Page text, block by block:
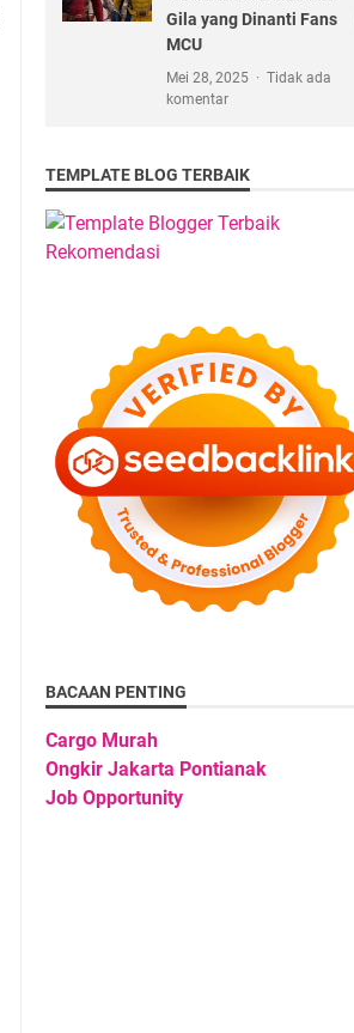
Gila yang Dinanti Fans
MCU
Mei 28, 2025
Tidak ada
komentar
TEMPLATE BLOG TERBAIK
BACAAN PENTING
Cargo Murah
Ongkir Jakarta Pontianak
Job Opportunity